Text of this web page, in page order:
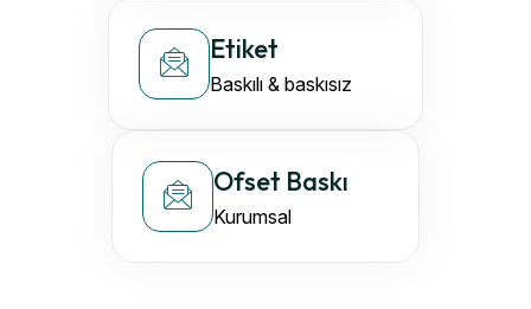
Etiket
Baskılı & baskısız
Ofset Baskı
Kurumsal